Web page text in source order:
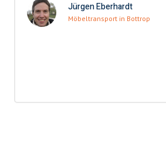
Jürgen Eberhardt
Möbeltransport in Bottrop